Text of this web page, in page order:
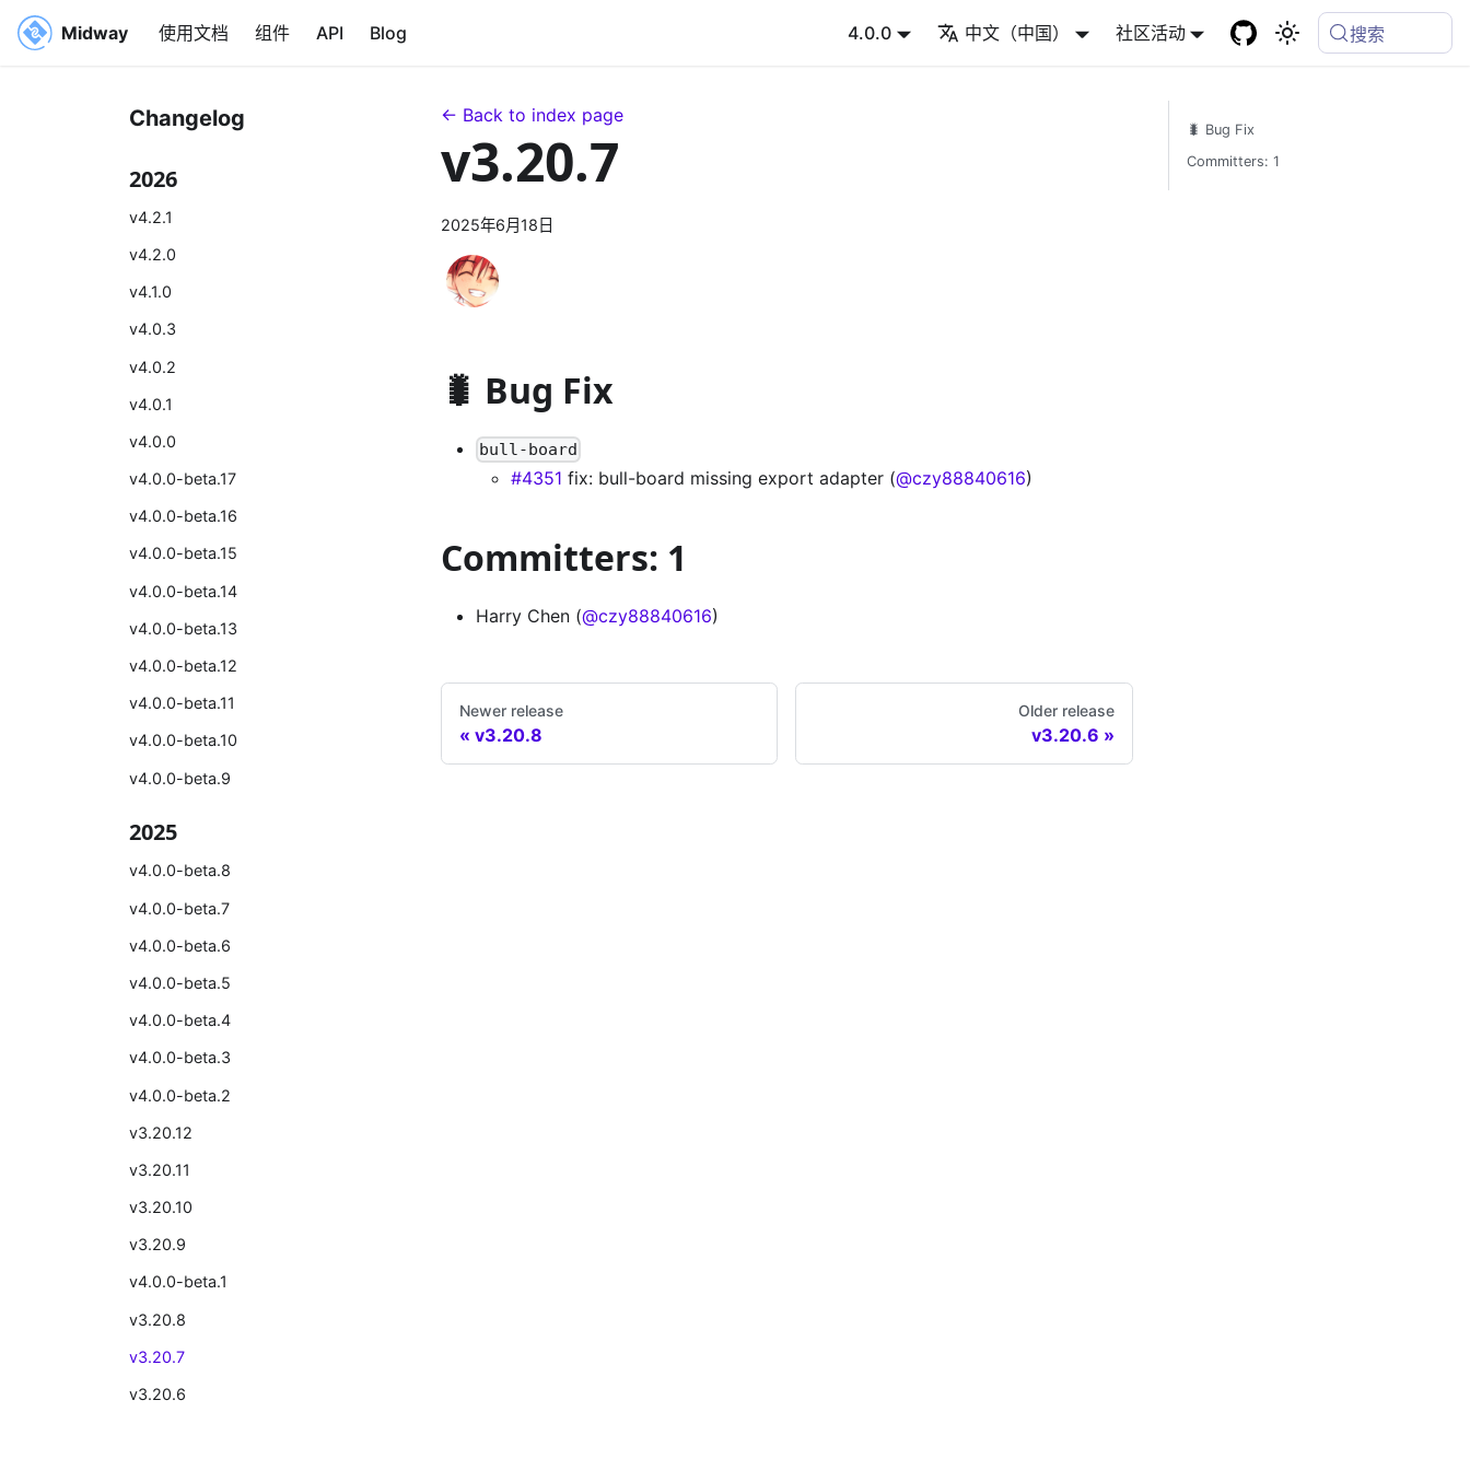
Midway 使用文档 组件 API Blog 4.0.0 中文（中国） 社区活动 搜索
Changelog
2026
v4.2.1
v4.2.0
v4.1.0
v4.0.3
v4.0.2
v4.0.1
v4.0.0
v4.0.0-beta.17
v4.0.0-beta.16
v4.0.0-beta.15
v4.0.0-beta.14
v4.0.0-beta.13
v4.0.0-beta.12
v4.0.0-beta.11
v4.0.0-beta.10
v4.0.0-beta.9
2025
v4.0.0-beta.8
v4.0.0-beta.7
v4.0.0-beta.6
v4.0.0-beta.5
v4.0.0-beta.4
v4.0.0-beta.3
v4.0.0-beta.2
v3.20.12
v3.20.11
v3.20.10
v3.20.9
v4.0.0-beta.1
v3.20.8
v3.20.7
v3.20.6
← Back to index page
v3.20.7
2025年6月18日
🐛 Bug Fix
bull-board
#4351 fix: bull-board missing export adapter (@czy88840616)
Committers: 1
Harry Chen (@czy88840616)
Newer release
v3.20.8
Older release
v3.20.6
🐛 Bug Fix
Committers: 1